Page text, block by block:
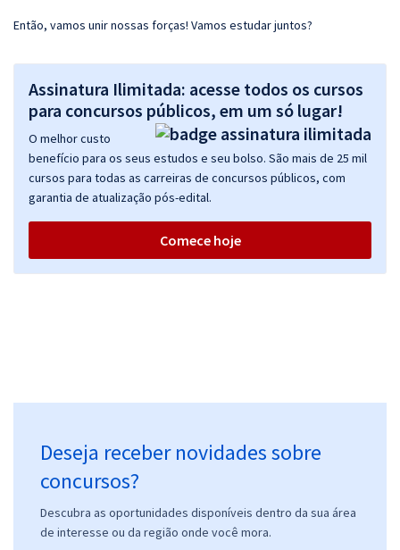
Então, vamos unir nossas forças! Vamos estudar juntos?
Assinatura Ilimitada: acesse todos os cursos
para concursos públicos, em um só lugar!
O melhor custo
benefício para os seus estudos e seu bolso. São mais de 25 mil
cursos para todas as carreiras de concursos públicos, com
garantia de atualização pós-edital.
Comece hoje
Deseja receber novidades sobre
concursos?
Descubra as oportunidades disponíveis dentro da sua área
de interesse ou da região onde você mora.